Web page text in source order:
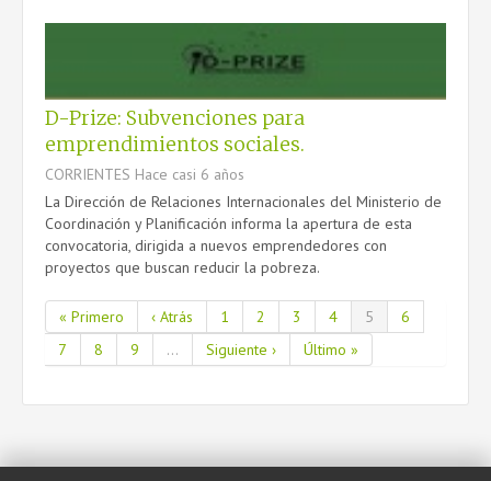
D-Prize: Subvenciones para
emprendimientos sociales.
CORRIENTES Hace casi 6 años
La Dirección de Relaciones Internacionales del Ministerio de
Coordinación y Planificación informa la apertura de esta
convocatoria, dirigida a nuevos emprendedores con
proyectos que buscan reducir la pobreza.
« Primero ‹ Atrás 1 2 3 4 5
6
7
8 9 ... Siguiente › Último »